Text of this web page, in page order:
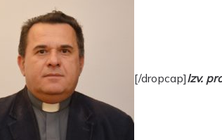
[/dropcap]Izv.